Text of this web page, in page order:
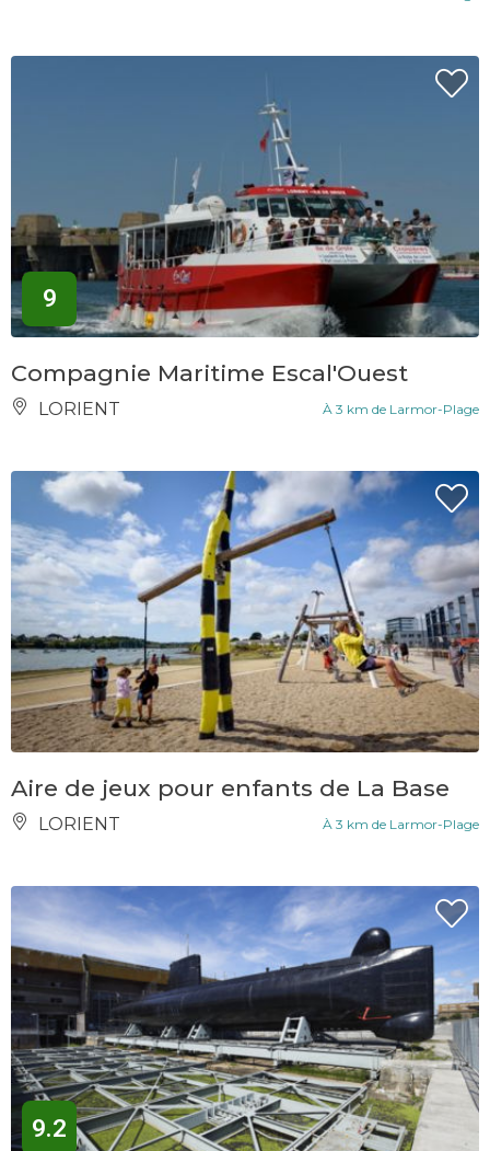
9
Compagnie Maritime Escal'Ouest
LORIENT À 3 km de Larmor-Plage
Aire de jeux pour enfants de La Base
LORIENT À 3 km de Larmor-Plage
9.2